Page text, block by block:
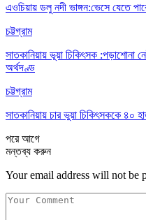
এওচিয়ায় ডলু নদী ভাঙ্গন:ভেসে যেতে
চট্টগ্রাম
সাতকানিয়ায় ভূয়া চিকিৎসক :পড়াশোনা
অর্থদণ্ড
চট্টগ্রাম
সাতকানিয়ায় চার ভুয়া চিকিৎসককে ৪০
পরেআগে
মন্তব্য করুন
Your email address will not be